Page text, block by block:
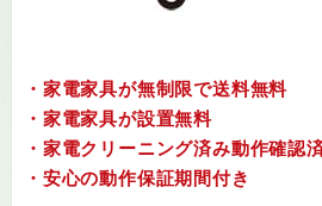
※高級品や希少価値の高いお品物
ベテラン鑑定士が査定を行うの
買取受付時間 10:00〜19:00(無休
出張買取（東京・神奈川の一部対
・家電家具が無制限で送料無料
・家電家具が設置無料
・家電クリーニング済み動作確認
・安心の動作保証期間付き